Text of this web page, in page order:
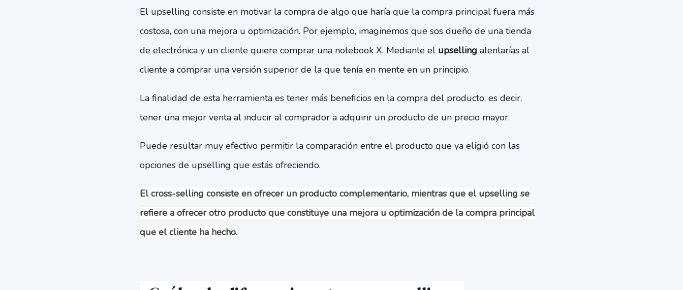
El upselling consiste en motivar la compra de algo que haría que la compra principal fuera más
costosa, con una mejora u optimización. Por ejemplo, imaginemos que sos dueño de una tienda
de electrónica y un cliente quiere comprar una notebook X. Mediante el upselling alentarías al
cliente a comprar una versión superior de la que tenía en mente en un principio.
La finalidad de esta herramienta es tener más beneficios en la compra del producto, es decir,
tener una mejor venta al inducir al comprador a adquirir un producto de un precio mayor.
Puede resultar muy efectivo permitir la comparación entre el producto que ya eligió con las
opciones de upselling que estás ofreciendo.
El cross-selling consiste en ofrecer un producto complementario, mientras que el upselling se
refiere a ofrecer otro producto que constituye una mejora u optimización de la compra principal
que el cliente ha hecho.